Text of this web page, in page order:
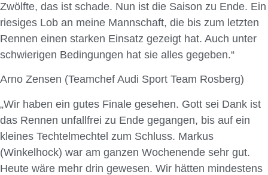
Zwölfte, das ist schade. Nun ist die Saison zu Ende. Ein
riesiges Lob an meine Mannschaft, die bis zum letzten
Rennen einen starken Einsatz gezeigt hat. Auch unter
schwierigen Bedingungen hat sie alles gegeben.“
Arno Zensen (Teamchef Audi Sport Team Rosberg)
„Wir haben ein gutes Finale gesehen. Gott sei Dank ist
das Rennen unfallfrei zu Ende gegangen, bis auf ein
kleines Techtelmechtel zum Schluss. Markus
(Winkelhock) war am ganzen Wochenende sehr gut.
Heute wäre mehr drin gewesen. Wir hätten mindestens